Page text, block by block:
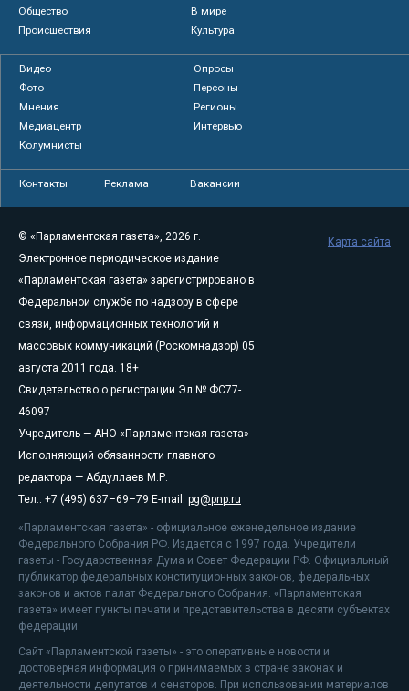
Общество
В мире
Происшествия
Культура
Видео
Опросы
Фото
Персоны
Мнения
Регионы
Медиацентр
Интервью
Колумнисты
Контакты Реклама Вакансии
© «Парламентская газета», 2026 г.
Электронное периодическое издание
«Парламентская газета» зарегистрировано в
Федеральной службе по надзору в сфере
связи, информационных технологий и
массовых коммуникаций (Роскомнадзор) 05
августа 2011 года. 18+
Свидетельство о регистрации Эл № ФС77-
46097
Учредитель — АНО «Парламентская газета»
Исполняющий обязанности главного
редактора — Абдуллаев М.Р.
Тел.: +7 (495) 637–69–79 E-mail: pg@pnp.ru
«Парламентская газета» - официальное еженедельное издание
Федерального Собрания РФ. Издается с 1997 года. Учредители
газеты - Государственная Дума и Совет Федерации РФ. Официальный
публикатор федеральных конституционных законов, федеральных
законов и актов палат Федерального Собрания. «Парламентская
газета» имеет пункты печати и представительства в десяти субъектах
федерации.
Сайт «Парламентской газеты» - это оперативные новости и
достоверная информация о принимаемых в стране законах и
деятельности депутатов и сенаторов. При использовании материалов
Карта сайта